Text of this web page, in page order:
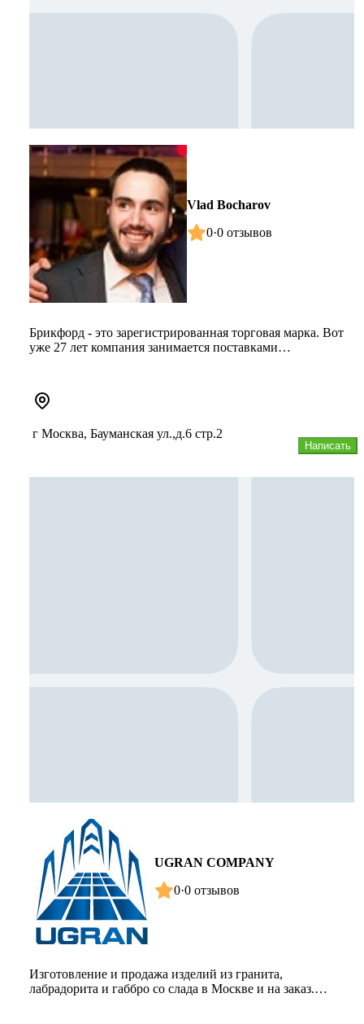
Vlad Bocharov
0·0 отзывов
Брикфорд - это зарегистрированная торговая марка. Вот
уже 27 лет компания занимается поставками
Написать
г Москва, Бауманская ул.,д.6 стр.2
UGRAN COMPANY
0·0 отзывов
Изготовление и продажа изделий из гранита,
лабрадорита и габбро со слада в Москве и на заказ.